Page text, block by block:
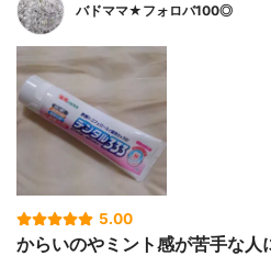
バドママ★フォロバ100◎
5.00
からいのやミント感が苦手な人